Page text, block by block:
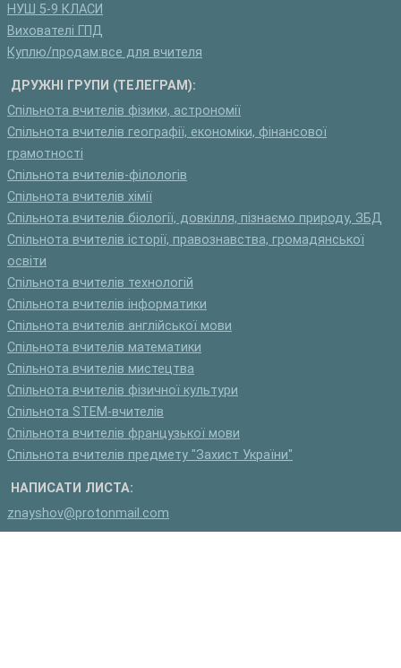
НУШ 5-9 КЛАСИ
Вихователі ГПД
Куплю/продам:все для вчителя
ДРУЖНІ ГРУПИ (ТЕЛЕГРАМ):
Спільнота вчителів фізики, астрономії
Спільнота вчителів географії, економіки, фінансової
грамотності
Спільнота вчителів-філологів
Спільнота вчителів хімії
Спільнота вчителів біології, довкілля, пізнаємо природу, ЗБД
Спільнота вчителів історії, правознавства, громадянської
освіти
Спільнота вчителів технологій
Спільнота вчителів інформатики
Спільнота вчителів англійської мови
Спільнота вчителів математики
Спільнота вчителів мистецтва
Спільнота вчителів фізичної культури
Спільнота STEM-вчителів
Спільнота вчителів французької мови
Спільнота вчителів предмету "Захист України"
НАПИСАТИ ЛИСТА:
znayshov@protonmail.com